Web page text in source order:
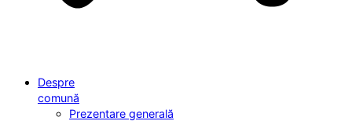
Despre
comună
Prezentare generală